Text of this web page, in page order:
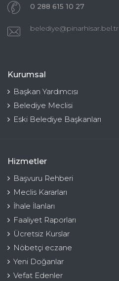
0 288 615 10 27
belediye@pinarhisar.bel.tr
Kurumsal
Başkan Yardımcısı
Belediye Meclisi
Eski Belediye Başkanları
Hizmetler
Başvuru Rehberi
Meclis Kararları
İhale İlanları
Faaliyet Raporları
Ücretsiz Kurslar
Nöbetçi eczane
Yeni Doğanlar
Vefat Edenler